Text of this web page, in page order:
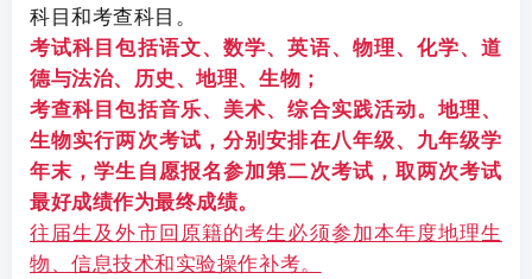
科目和考查科目。
考试科目包括语文、数学、英语、物理、化学、道
德与法治、历史、地理、生物；
考查科目包括音乐、美术、综合实践活动。地理、
生物实行两次考试，分别安排在八年级、九年级学
年末，学生自愿报名参加第二次考试，取两次考试
最好成绩作为最终成绩。
往届生及外市回原籍的考生必须参加本年度地理生
物、信息技术和实验操作补考。